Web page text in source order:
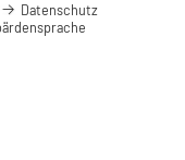
Datenschutz